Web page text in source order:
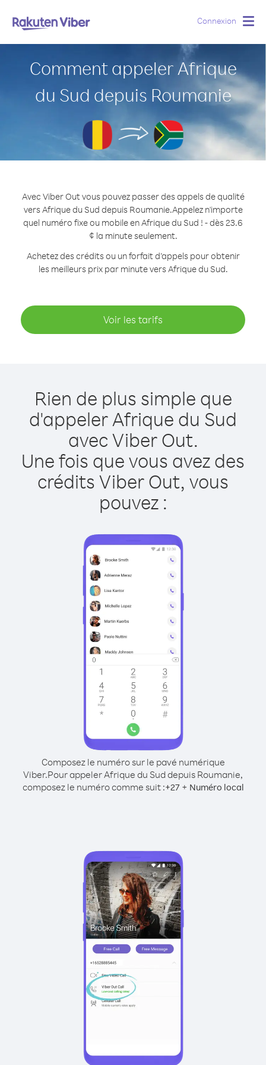
Connexion
Comment appeler Afrique
du Sud depuis Roumanie
Avec Viber Out vous pouvez passer des appels de qualité
vers Afrique du Sud depuis Roumanie.Appelez n'importe
quel numéro fixe ou mobile en Afrique du Sud ! - dès 23.6
¢ la minute seulement.
Achetez des crédits ou un forfait d’appels pour obtenir
les meilleurs prix par minute vers Afrique du Sud.
Voir les tarifs
Rien de plus simple que
d'appeler Afrique du Sud
avec Viber Out.
Une fois que vous avez des
crédits Viber Out, vous
pouvez :
Composez le numéro sur le pavé numérique
Viber.Pour appeler Afrique du Sud depuis Roumanie,
composez le numéro comme suit :+27+ Numéro local